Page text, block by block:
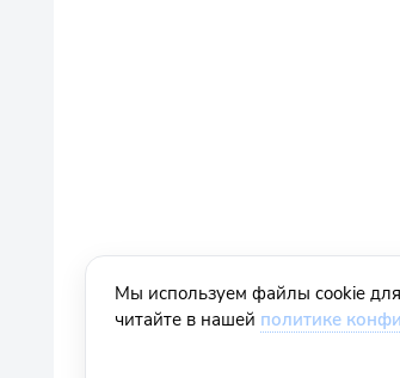
Мы используем файлы cookie
читайте в нашей политике